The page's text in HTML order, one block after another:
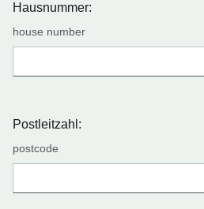
Hausnummer:
house number
Postleitzahl:
postcode